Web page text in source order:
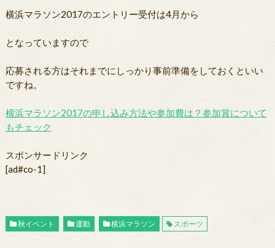
横浜マラソン2017のエントリー受付は4月から
となっていますので
応募される方はそれまでにしっかり事前準備をしておくといい
ですね。
横浜マラソン2017の申し込み方法や参加費は？参加賞について
もチェック
スポンサードリンク
[ad#co-1]
秋イベント 運動 横浜マラソン スポーツ